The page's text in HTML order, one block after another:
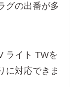
グの出番が多
ライト TWを
に対応できま